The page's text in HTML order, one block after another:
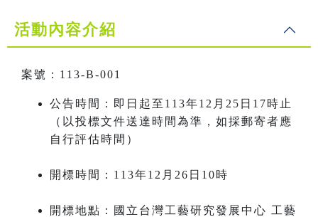
活動內容介紹
案號：113-B-001
公告時間：即日起至113年12月25日17時止
（以投標文件送達時間為準，如採郵寄者應
自行評估時間）
開標時間：113年12月26日10時
開標地點：國立台灣工藝研究發展中心 工藝